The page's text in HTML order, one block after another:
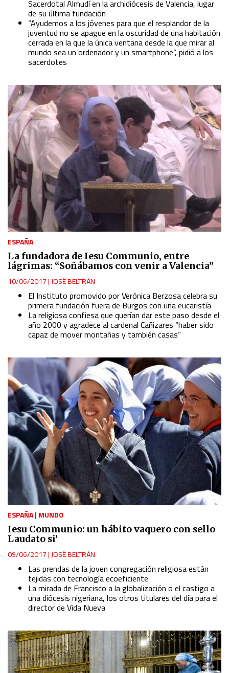
Sacerdotal Almudí en la archidiócesis de Valencia, lugar
de su última fundación
“Ayudemos a los jóvenes para que el resplandor de la
juventud no se apague en la oscuridad de una habitación
cerrada en la que la única ventana desde la que mirar al
mundo sea un ordenador y un smartphone”, pidió a los
sacerdotes
ESPAÑA
La fundadora de Iesu Communio, entre
lágrimas: “Soñábamos con venir a Valencia”
10/06/2017| JOSÉ BELTRÁN
El Instituto promovido por Verónica Berzosa celebra su
primera fundación fuera de Burgos con una eucaristía
La religiosa confiesa que querían dar este paso desde el
año 2000 y agradece al cardenal Cañizares “haber sido
capaz de mover montañas y también casas”
ESPAÑA| MUNDO
Iesu Communio: un hábito vaquero con sello
Laudato si’
09/06/2017| JOSÉ BELTRÁN
Las prendas de la joven congregación religiosa están
tejidas con tecnología ecoeficiente
La mirada de Francisco a la globalización o el castigo a
una diócesis nigeriana, los otros titulares del día para el
director de Vida Nueva
Advertising